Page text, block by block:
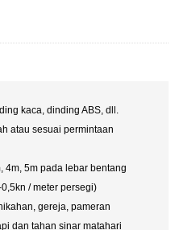
kaca, dinding ABS, dll.
atau sesuai permintaan
4m, 5m pada lebar bentang
/ meter persegi)
gereja, pameran
dan tahan sinar matahari